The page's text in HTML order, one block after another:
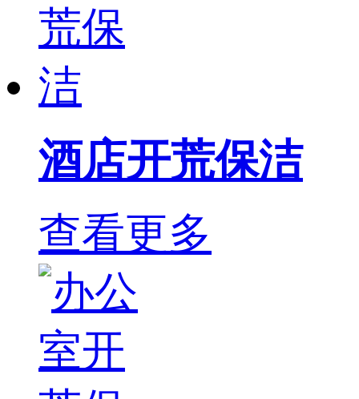
酒店开荒保洁
查看更多